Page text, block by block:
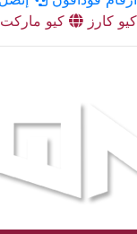
كيو كارز
كيو ماركت